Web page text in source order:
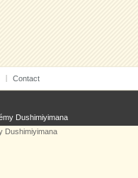
Contact
Dushimiyimana
Dushimiyimana